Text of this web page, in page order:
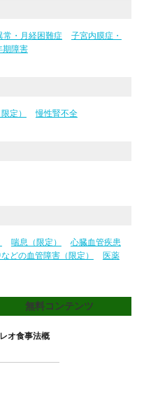
常・月経困難症
子宮内膜症・
期障害
定） 慢性腎不全
喘息（限定）
心臓血管疾患
どの血管障害（限定）
医薬
無料コンテンツ
オ食事法概